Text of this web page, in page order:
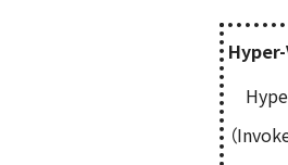
Hyper-
（